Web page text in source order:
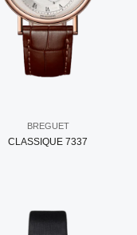
BREGUET
CLASSIQUE 7337